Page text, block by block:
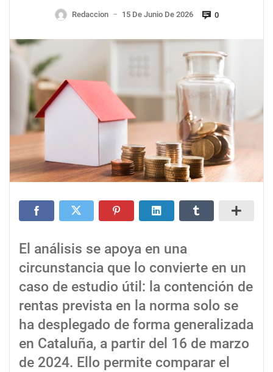
Redaccion — 15 De Junio De 2026 0
El análisis se apoya en una
circunstancia que lo convierte en un
caso de estudio útil: la contención de
rentas prevista en la norma solo se
ha desplegado de forma generalizada
en Cataluña, a partir del 16 de marzo
de 2024. Ello permite comparar el